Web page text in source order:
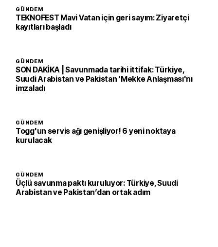
GÜNDEM
TEKNOFEST Mavi Vatan için geri sayım: Ziyaretçi
kayıtları başladı
GÜNDEM
SON DAKİKA | Savunmada tarihi ittifak: Türkiye,
Suudi Arabistan ve Pakistan 'Mekke Anlaşması'nı
imzaladı
GÜNDEM
Togg'un servis ağı genişliyor! 6 yeni noktaya
kurulacak
GÜNDEM
Üçlü savunma paktı kuruluyor: Türkiye, Suudi
Arabistan ve Pakistan’dan ortak adım